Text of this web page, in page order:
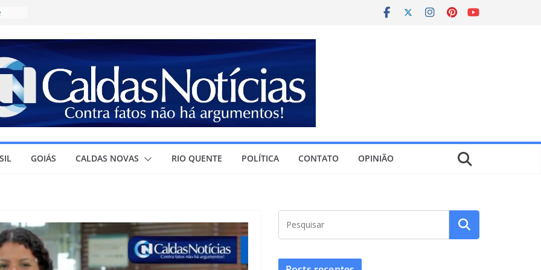
à
GOIÁS CALDAS NOVAS RIO QUENTE POLÍTICA CONTATO OPINIÃO